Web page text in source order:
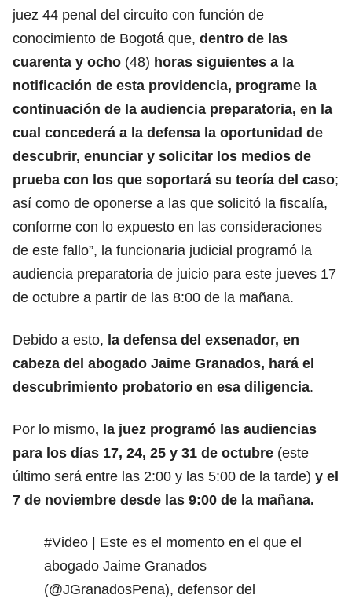
juez 44 penal del circuito con función de
conocimiento de Bogotá que, dentro de las
cuarenta y ocho (48) horas siguientes a la
notificación de esta providencia, programe la
continuación de la audiencia preparatoria, en la
cual concederá a la defensa la oportunidad de
descubrir, enunciar y solicitar los medios de
prueba con los que soportará su teoría del caso;
así como de oponerse a las que solicitó la fiscalía,
conforme con lo expuesto en las consideraciones
de este fallo”, la funcionaria judicial programó la
audiencia preparatoria de juicio para este jueves 17
de octubre a partir de las 8:00 de la mañana.
Debido a esto, la defensa del exsenador, en
cabeza del abogado Jaime Granados, hará el
descubrimiento probatorio en esa diligencia.
Por lo mismo, la juez programó las audiencias
para los días 17, 24, 25 y 31 de octubre (este
último será entre las 2:00 y las 5:00 de la tarde) y el
7 de noviembre desde las 9:00 de la mañana.
#Video | Este es el momento en el que el
abogado Jaime Granados
(@JGranadosPena), defensor del